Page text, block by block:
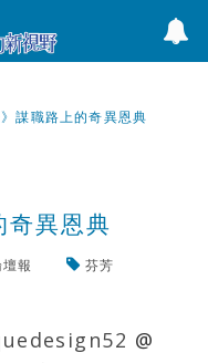
》謀職路上的奇異恩典
奇異恩典
報
芬芳
@